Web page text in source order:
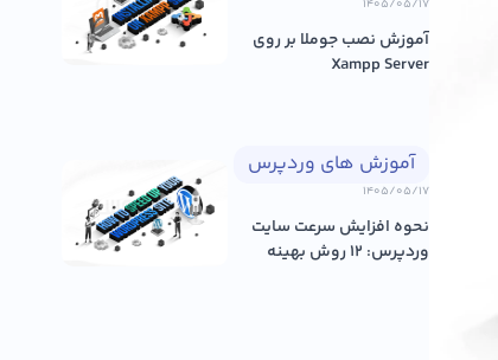
۱۴۰۵/۰۵/۱۷
آموزش نصب جوملا بر روی
Xampp Server
آموزش های وردپرس
۱۴۰۵/۰۵/۱۷
نحوه افزایش سرعت سایت
وردپرس: ۱۲ روش بهینه